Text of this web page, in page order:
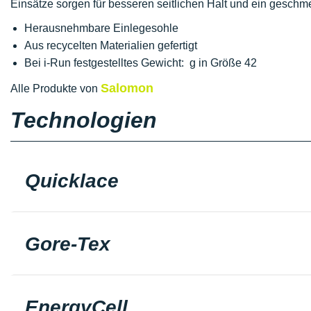
Einsätze sorgen für besseren seitlichen Halt und ein
Herausnehmbare Einlegesohle
Aus recycelten Materialien gefertigt
Bei i-Run festgestelltes Gewicht: g in Größe 42
Alle Produkte von Salomon
Technologien
Quicklace
Gore-Tex